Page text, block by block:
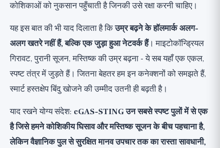
कोशिकाओं को नुकसान पहुँचाती है जिनकी उसे रक्षा करनी चाहिए।
यह इस बात की भी याद दिलाता है किउम्र बढ़ने के हॉलमार्क अलग-
अलग खतरे नहीं हैं, बल्कि एक जुड़ा हुआ नेटवर्क हैं। माइटोकॉन्ड्रियल
गिरावट, पुरानी सूजन, मस्तिष्क की उम्र बढ़ना - ये सब यहाँ एक एकल,
स्पष्ट तंत्र में जुड़ते हैं। जितना बेहतर हम इन कनेक्शनों को समझते हैं,
स्मार्ट हस्तक्षेप बिंदु खोजने की उम्मीद उतनी ही बढ़ती है।
याद रखने योग्य संदेश: cGAS-STING उन सबसे स्पष्ट पुलों में से एक
है जिसे हमने कोशिकीय घिसाव और मस्तिष्क सूजन के बीच पहचाना है,
लेकिन वैज्ञानिक पुल से सुरक्षित मानव उपचार तक का रास्ता सावधानी,